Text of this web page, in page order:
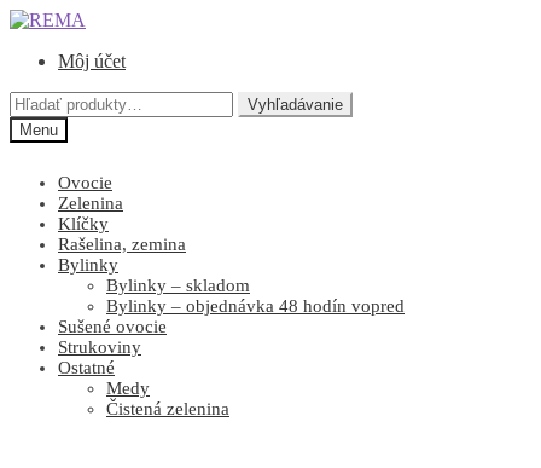
Preskočiť
navigáciu
Preskočiť
obsah
Môj účet
Hľadať:
Vyhľadávanie
Menu
Ovocie
Zelenina
Klíčky
Rašelina, zemina
Bylinky
Bylinky – skladom
Bylinky – objednávka 48 hodín vopred
Sušené ovocie
Strukoviny
Ostatné
Medy
Čistená zelenina